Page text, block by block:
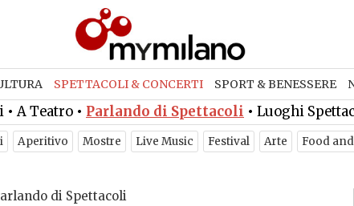
SPETTACOLI & CONCERTI SPORT & BENESSERE
•A Teatro • Parlando di Spettacoli • Luoghi
Aperitivo Mostre Live Music Festival Arte Food
di Spettacoli